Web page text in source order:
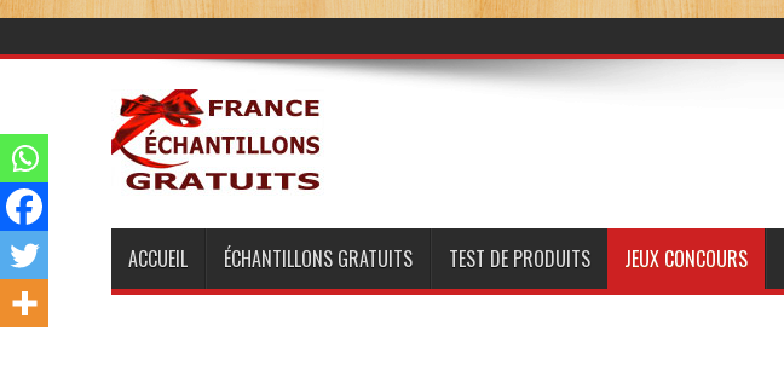
ACCUEIL ÉCHANTILLONS GRATUITS TEST DE PRODUITS JEUX CONCOURS